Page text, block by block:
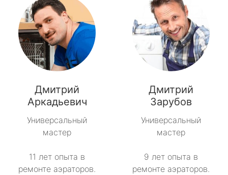
Дмитрий
Аркадьевич
Универсальный
мастер
11 лет опыта в
ремонте аэраторов.
Дмитрий
Зарубов
Универсальный
мастер
9 лет опыта в
ремонте аэраторов.